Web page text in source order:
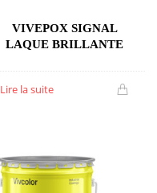
VIVEPOX SIGNAL
LAQUE BRILLANTE
Lire la suite